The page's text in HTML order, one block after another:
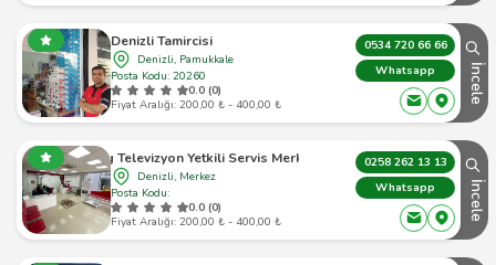
Denizli Tamircisi
Denizli, Pamukkale
Posta Kodu: 20260
0.0 (0)
Fiyat Aralığı: 200,00 ₺ - 400,00 ₺
0534 720 66 66
Whatsapp
İncele
Lg Televizyon Yetkili Servis Merkezi
Denizli, Merkez
Posta Kodu:
0.0 (0)
Fiyat Aralığı: 200,00 ₺ - 400,00 ₺
0258 262 13 13
Whatsapp
İncele